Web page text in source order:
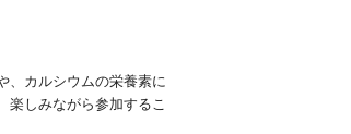
、カルシウムの栄養素に
楽しみながら参加するこ